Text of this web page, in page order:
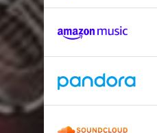
Por Que Nos
La Muerte del